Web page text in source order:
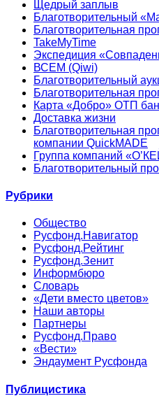
Щедрый заплыв
Благотворительный
Благотворительная
TakeMyTime
Экспедиция
ВСЕМ (Qiwi)
Благотворительный
Благотворительная
Карта «Добро» ОТП
Доставка жизни
Благотворительная
компании QuickMADE
Группа компаний
Благотворительный
Рубрики
Общество
Русфонд.Навигатор
Русфонд.Рейтинг
Русфонд.Зенит
Информбюро
Словарь
«Дети вместо цветов»
Наши авторы
Партнеры
Русфонд.Право
«Вести»
Эндаумент Русфонда
Публицистика